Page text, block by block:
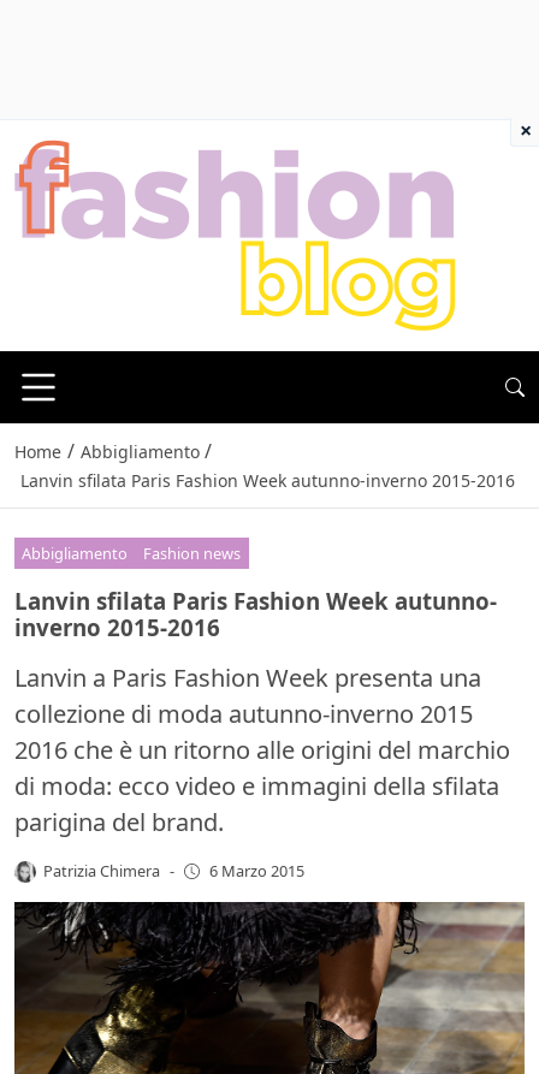
Home / Abbigliamento /
Lanvin sfilata Paris Fashion Week autunno-inverno 2015-2016
Abbigliamento Fashion news
Lanvin sfilata Paris Fashion Week autunno-
inverno 2015-2016
Lanvin a Paris Fashion Week presenta una
collezione di moda autunno-inverno 2015
2016 che è un ritorno alle origini del marchio
di moda: ecco video e immagini della sfilata
parigina del brand.
Patrizia Chimera - 6 Marzo 2015
×